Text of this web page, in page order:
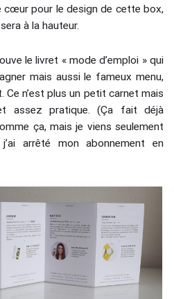
cœur pour le design de cette box,
à la hauteur.
le livret « mode d’emploi » qui
mais aussi le fameux menu,
n’est plus un petit carnet mais
assez pratique. (Ça fait déjà
ça, mais je viens seulement
arrêté mon abonnement en